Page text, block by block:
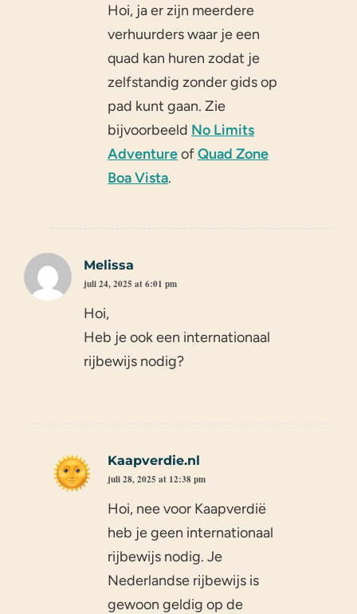
Hoi, ja er zijn meerdere
verhuurders waar je een
quad kan huren zodat je
zelfstandig zonder gids op
pad kunt gaan. Zie
bijvoorbeeld No Limits
AdventureofQuad Zone
Boa Vista.
Melissa
juli 24, 2025 at 6:01 pm
Hoi,
Heb je ook een internationaal
rijbewijs nodig?
Kaapverdie.nl
juli 28, 2025 at 12:38 pm
Hoi, nee voor Kaapverdië
heb je geen internationaal
rijbewijs nodig. Je
Nederlandse rijbewijs is
gewoon geldig op de